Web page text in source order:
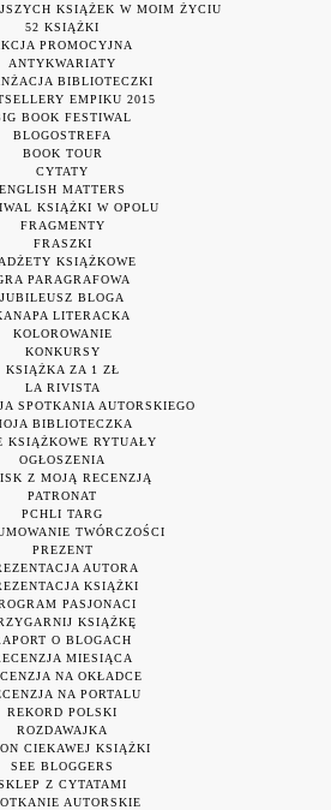
KSIĄŻEK W MOIM ŻYCIU
52 KSIĄŻKI
PROMOCYJNA
ANTYKWARIATY
BIBLIOTECZKI
EMPIKU 2015
BOOK FESTIWAL
BLOGOSTREFA
BOOK TOUR
CYTATY
ENGLISH MATTERS
KSIĄŻKI W OPOLU
FRAGMENTY
FRASZKI
KSIĄŻKOWE
PARAGRAFOWA
JUBILEUSZ BLOGA
LITERACKA
KOLOROWANIE
KONKURSY
KSIĄŻKA ZA 1 ZŁ
LA RIVISTA
SPOTKANIA AUTORSKIEGO
BIBLIOTECZKA
KSIĄŻKOWE RYTUAŁY
OGŁOSZENIA
Z MOJĄ RECENZJĄ
PATRONAT
PCHLI TARG
TWÓRCZOŚCI
PREZENT
AUTORA
KSIĄŻKI
PASJONACI
KSIĄŻKĘ
O BLOGACH
MIESIĄCA
NA OKŁADCE
NA PORTALU
REKORD POLSKI
ROZDAWAJKA
CIEKAWEJ KSIĄŻKI
SEE BLOGGERS
Z CYTATAMI
AUTORSKIE